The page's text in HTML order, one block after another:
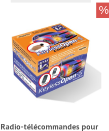
Radio-télécommandes pour
%